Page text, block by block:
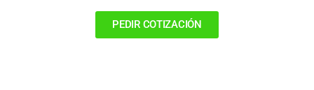
PEDIR COTIZACIÓN